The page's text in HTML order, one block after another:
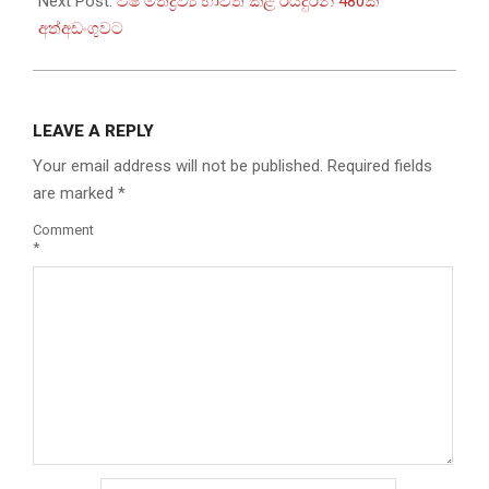
අත්අඩංගුවට
LEAVE A REPLY
Your email address will not be published. Required fields
are marked *
Comment
*